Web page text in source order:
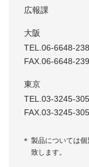
広報課
大阪
TEL.06-6648-
FAX.06-6648-
東京
TEL.03-3245-
FAX.03-3245-
製品については
致します。